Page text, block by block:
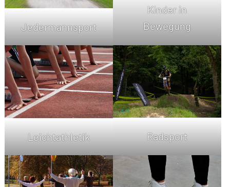
Jedermannsport
Kinder in
Bewegung
Leichtathletik Radsport